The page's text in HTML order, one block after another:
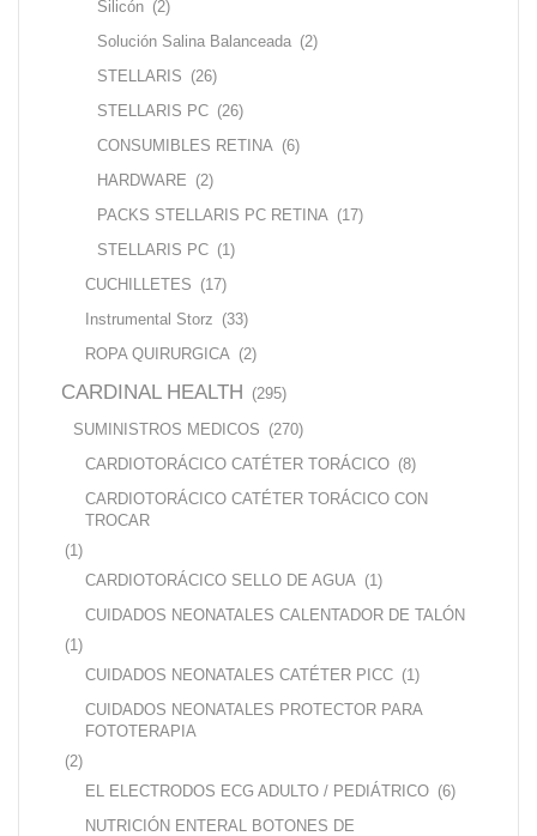
Silicón (2)
Solución Salina Balanceada (2)
STELLARIS (26)
STELLARIS PC (26)
CONSUMIBLES RETINA (6)
HARDWARE (2)
PACKS STELLARIS PC RETINA (17)
STELLARIS PC (1)
CUCHILLETES (17)
Instrumental Storz (33)
ROPA QUIRURGICA (2)
CARDINAL HEALTH (295)
SUMINISTROS MEDICOS (270)
CARDIOTORÁCICO CATÉTER TORÁCICO (8)
CARDIOTORÁCICO CATÉTER TORÁCICO CON
TROCAR
(1)
CARDIOTORÁCICO SELLO DE AGUA (1)
CUIDADOS NEONATALES CALENTADOR DE TALÓN
(1)
CUIDADOS NEONATALES CATÉTER PICC (1)
CUIDADOS NEONATALES PROTECTOR PARA
FOTOTERAPIA
(2)
EL ELECTRODOS ECG ADULTO / PEDIÁTRICO (6)
NUTRICIÓN ENTERAL BOTONES DE